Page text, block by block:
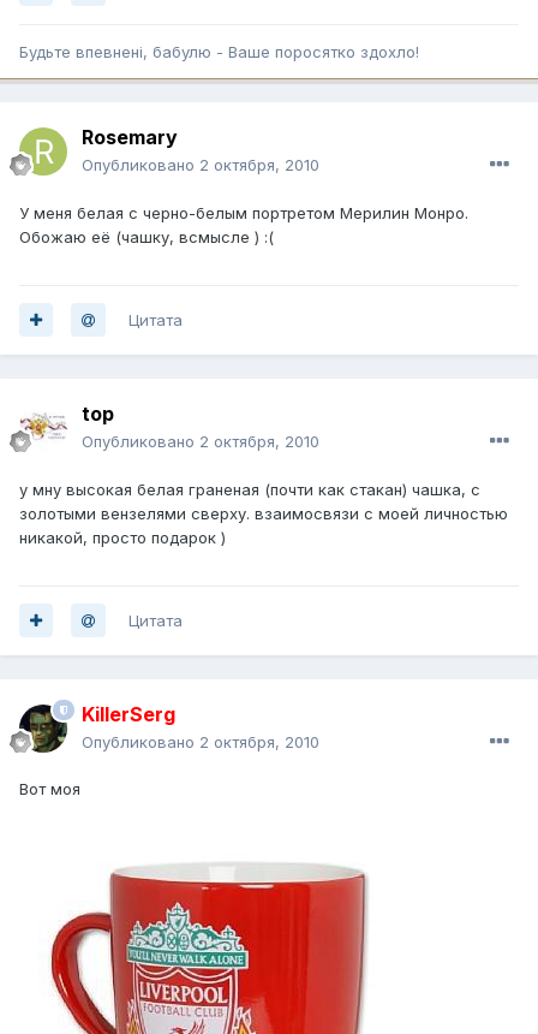
Будьте впевненi, бабулю - Ваше поросятко здохло!
Rosemary
Опубликовано 2 октября, 2010
У меня белая с черно-белым портретом Мерилин Монро.
Обожаю её (чашку, всмысле ) :(
Цитата
top
Опубликовано 2 октября, 2010
у мну высокая белая граненая (почти как стакан) чашка, с
золотыми вензелями сверху. взаимосвязи с моей личностью
никакой, просто подарок )
Цитата
KillerSerg
Опубликовано 2 октября, 2010
Вот моя